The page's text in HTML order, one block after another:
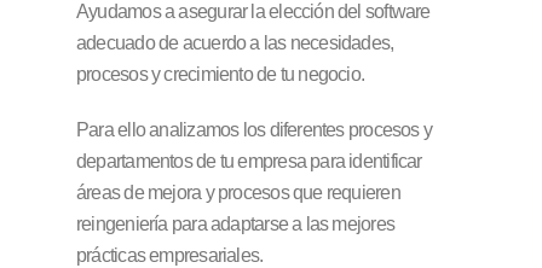
Ayudamos a asegurar la elección del software
adecuado de acuerdo a las necesidades,
procesos y crecimiento de tu negocio.
Para ello analizamos los diferentes procesos y
departamentos de tu empresa para identificar
áreas de mejora y procesos que requieren
reingeniería para adaptarse a las mejores
prácticas empresariales.